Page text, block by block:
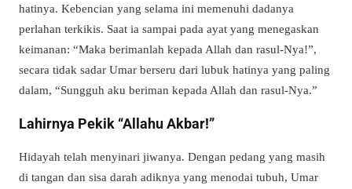
hatinya. Kebencian yang selama ini memenuhi dadanya
perlahan terkikis. Saat ia sampai pada ayat yang menegaskan
keimanan: “Maka berimanlah kepada Allah dan rasul-Nya!”,
secara tidak sadar Umar berseru dari lubuk hatinya yang paling
dalam, “Sungguh aku beriman kepada Allah dan rasul-Nya.”
Lahirnya Pekik “Allahu Akbar!”
Hidayah telah menyinari jiwanya. Dengan pedang yang masih
di tangan dan sisa darah adiknya yang menodai tubuh, Umar